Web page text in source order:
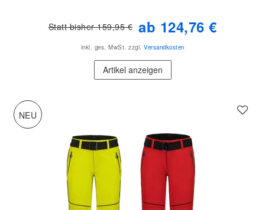
Statt bisher 159,95 € ab 124,76 €
inkl. ges. MwSt. zzgl. Versandkosten
Artikel anzeigen
NEU